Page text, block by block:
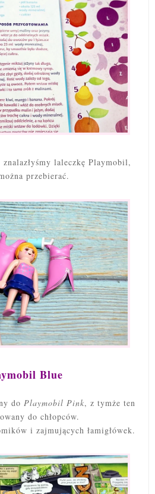
laleczkę Playmobil,
przebierać.
Blue
do Playmobil Pink, z tymże ten
do chłopców.
i zajmujących łamigłówek.